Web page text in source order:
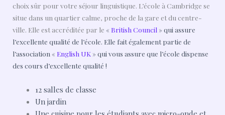
choix sûr pour votre séjour linguistique. L’école à Cambridge se
situe dans un quartier calme, proche de la gare et du centre-
ville. Elle est accréditée par le « British Council » qui assure
l’excellente qualité de l’école. Elle fait également partie de
l’association « English UK» qui vous assure que l’école dispense
des cours d’excellente qualité !
12 salles de classe
Un jardin